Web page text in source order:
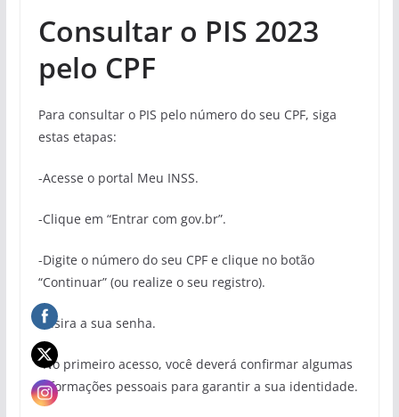
Consultar o PIS 2023
pelo CPF
Para consultar o PIS pelo número do seu CPF, siga
estas etapas:
-Acesse o portal Meu INSS.
-Clique em “Entrar com gov.br”.
-Digite o número do seu CPF e clique no botão
“Continuar” (ou realize o seu registro).
-Insira a sua senha.
-No primeiro acesso, você deverá confirmar algumas
informações pessoais para garantir a sua identidade.